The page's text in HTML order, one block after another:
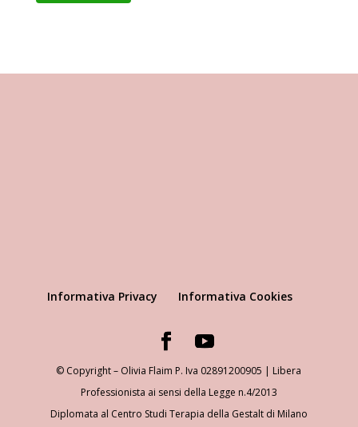
Informativa Privacy Informativa Cookies
© Copyright – Olivia Flaim P. Iva 02891200905 | Libera
Professionista ai sensi della Legge n.4/2013
Diplomata al Centro Studi Terapia della Gestalt di Milano